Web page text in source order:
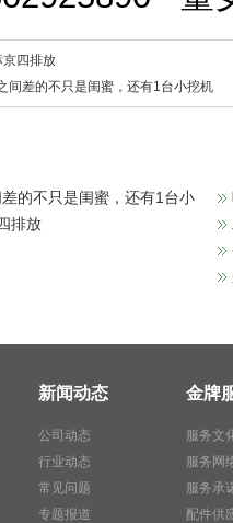
四排放
间差的不只是闺蜜，还有1台小挖机
的不只是闺蜜，还有1台小
排放
新闻动态
公司动态
行业动态
常见问题
专题报道
金牌
服务文
服务网
服务承
配件供